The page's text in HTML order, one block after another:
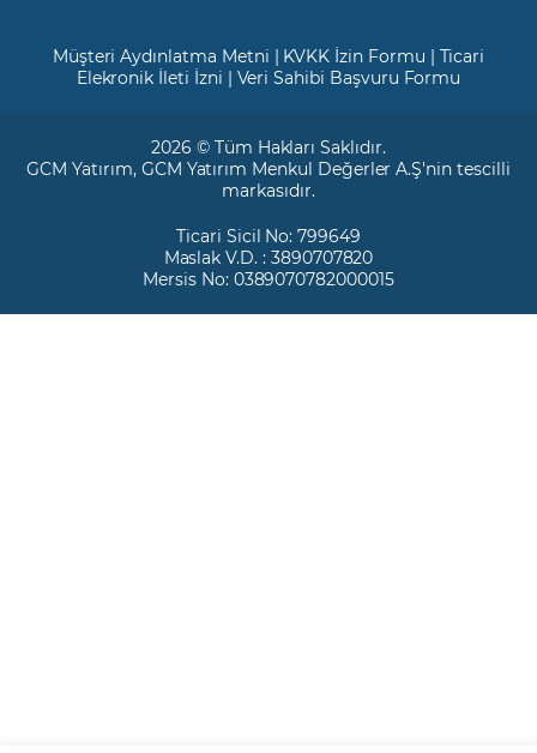
Müşteri Aydınlatma Metni | KVKK İzin Formu | Ticari
Elekronik İleti İzni | Veri Sahibi Başvuru Formu
2026 © Tüm Hakları Saklıdır.
GCM Yatırım, GCM Yatırım Menkul Değerler A.Ş'nin tescilli
markasıdır.
Ticari Sicil No: 799649
Maslak V.D. : 3890707820
Mersis No: 0389070782000015